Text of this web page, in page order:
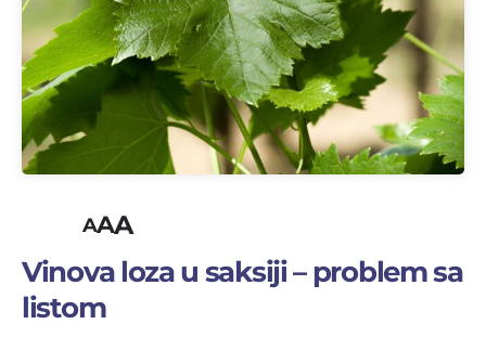
AAA
Vinova loza u saksiji – problem sa
listom